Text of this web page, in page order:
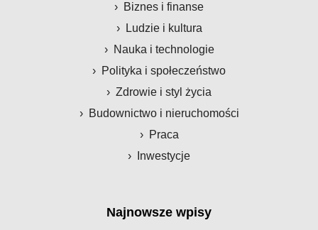
Biznes i finanse
Ludzie i kultura
Nauka i technologie
Polityka i społeczeństwo
Zdrowie i styl życia
Budownictwo i nieruchomości
Praca
Inwestycje
Najnowsze wpisy